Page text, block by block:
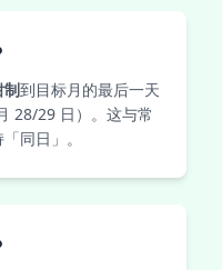
制到目标月的最后一天
28/29 日）。这与常
同日」。